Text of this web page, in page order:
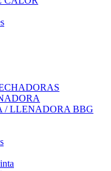
/ LLENADORA BBG